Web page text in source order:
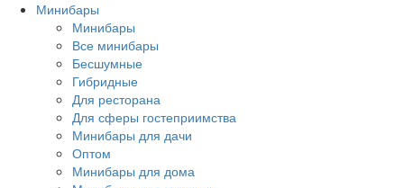
Минибары
Минибары
Все минибары
Бесшумные
Гибридные
Для ресторана
Для сферы гостеприимства
Минибары для дачи
Оптом
Минибары для дома